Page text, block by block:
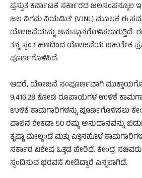
ಪ್ರಸ್ತುತ ಕರ್ನಾಟಕ ಸರ್ಕಾರದ ಜಲಸಂಪನ್ಮೂಲ
ಜಲ ನಿಗಮ ನಿಯಮಿತ’ (VJNL) ಮೂಲಕ ಈ
ಯೋಜನೆಯನ್ನು ಅನುಷ್ಠಾನಗೊಳಿಸಲಾಗುತ್ತಿದೆ.
ತನ್ನ ಸ್ವಂತ ಹಣದಿಂದ ಯೋಜನೆಯ ಬಹುತೇಕ
ಪೂರ್ಣಗೊಳಿಸಿದೆ.
ಆದರೆ, ಯೋಜನೆ ಸಂಪೂರ್ಣವಾಗಿ
9,416.28 ಕೋಟಿ ರೂಪಾಯಿಗಳ ಉಳಿಕೆ
ಉಳಿಕೆ ಕಾಮಗಾರಿಗಳನ್ನು ಪೂರ್ಣಗೊಳಿಸಲು
ಪಾಲಿನ ಶೇಕಡಾ 50 ರಷ್ಟು ಅನುದಾನವನ್ನು
ಕೃಷ್ಣಾ ಮೇಲ್ದಂಡೆ ಮತ್ತು ಎತ್ತಿನಹೊಳೆ ಕಾಮಗಾರಿಗಳ
ಸರ್ಕಾರ ವಿಶೇಷ ಒತ್ತಡ ಹೇರಿದೆ. ಕೇಂದ್ರ ಸಚಿವರು
ಸ್ಪಂದಿಸುವ ಭರವಸೆ ನೀಡಿದ್ದಾರೆ ಎನ್ನಲಾಗಿದೆ.